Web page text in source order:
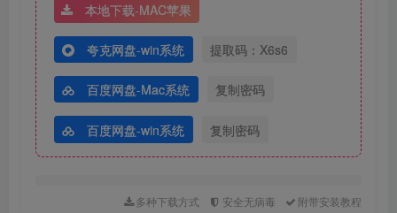
本地下载-MAC苹果
夸克网盘-win系统 提取码：X6s6
百度网盘-Mac系统 复制密码
百度网盘-win系统 复制密码
多种下载方式 安全无病毒 附带安装教程